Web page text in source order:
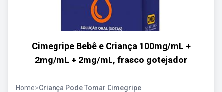
Cimegripe Bebê e Criança 100mg/mL +
2mg/mL + 2mg/mL, frasco gotejador
Home>Criança Pode Tomar Cimegripe